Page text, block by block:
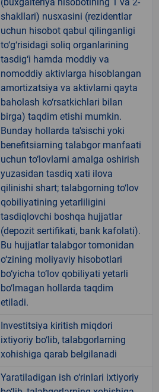
shakllari) nusxasini (rezidentlar
uchun hisobot qabul qilinganligi
to‘g‘risidagi soliq organlarining
tasdig‘i hamda moddiy va
nomoddiy aktivlarga hisoblangan
amortizatsiya va aktivlarni qayta
baholash ko‘rsatkichlari bilan
birga) taqdim etishi mumkin.
Bunday hollarda ta'sischi yoki
benefitsiarning talabgor manfaati
uchun to‘lovlarni amalga oshirish
yuzasidan tasdiq xati ilova
qilinishi shart; talabgorning to‘lov
qobiliyatining yetarliligini
tasdiqlovchi boshqa hujjatlar
(depozit sertifikati, bank kafolati).
Bu hujjatlar talabgor tomonidan
o‘zining moliyaviy hisobotlari
bo‘yicha to‘lov qobiliyati yetarli
bo‘lmagan hollarda taqdim
etiladi.
Investitsiya kiritish miqdori
ixtiyoriy bo‘lib, talabgorlarning
xohishiga qarab belgilanadi
Yaratiladigan ish o‘rinlari ixtiyoriy